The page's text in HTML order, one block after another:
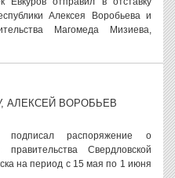
Алексея Воробьева и
Магомеда Мизиева,
АЛЕКСЕЙ ВОРОБЬЕВ
подписал распоряжение о
Свердловской
на период с 15 мая по 1 июня